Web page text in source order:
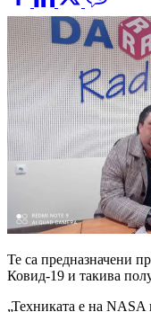
Те са предназначени
Ковид-19 и такива
„Техниката е на NASA